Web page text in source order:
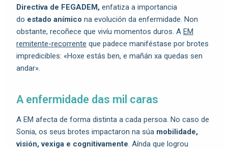
Directiva de FEGADEM, enfatiza a importancia
do estado anímico na evolución da enfermidade. Non
obstante, recoñece que vivíu momentos duros. A EM
remitente-recorrente que padece maniféstase por brotes
impredicibles: «Hoxe estás ben, e mañán xa quedas sen
andar».
A enfermidade das mil caras
A EM afecta de forma distinta a cada persoa. No caso de
Sonia, os seus brotes impactaron na súa mobilidade,
visión, vexiga e cognitivamente. Aínda que logrou